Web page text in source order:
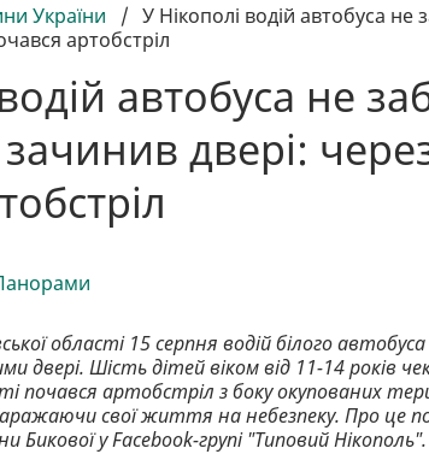
України / У Нікополі водій автобуса не
артобстріл
автобуса не
двері:
області 15 серпня водій білого
двері. Шість дітей віком від 11-14 років
почався артобстріл з боку окупованих
свої життя на небезпеку. Про це
Бикової у Facebook-групі "Типовий Нікополь".